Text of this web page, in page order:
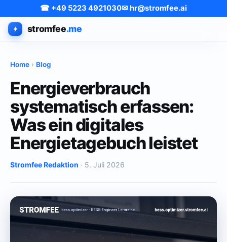
☎ +49 5223 4921030✉ hr@stromfee.ai
stromfee.me
Home › Blog
Energieverbrauch
systematisch erfassen:
Was ein digitales
Energietagebuch leistet
Stromfee Redaktion · 5. Juli 2026